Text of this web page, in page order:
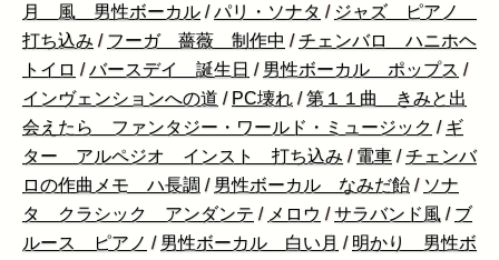
月 風 男性ボーカル /パリ・ソナタ / ジャズ ピアノ
打ち込み / フーガ 薔薇 制作中 /チェンバロ ハニホヘ
トイロ /バースデイ 誕生日 / 男性ボーカル ポップス /
インヴェンションへの道 / PC壊れ /第１１曲 きみと出
会えたら ファンタジー・ワールド・ミュージック / ギ
ター アルペジオ インスト 打ち込み / 電車 /チェンバ
ロの作曲メモ ハ長調 / 男性ボーカル なみだ飴 / ソナ
タ クラシック アンダンテ / メロウ /サラバンド風 / ブ
ルース ピアノ / 男性ボーカル 白い月 / 明かり 男性ボ